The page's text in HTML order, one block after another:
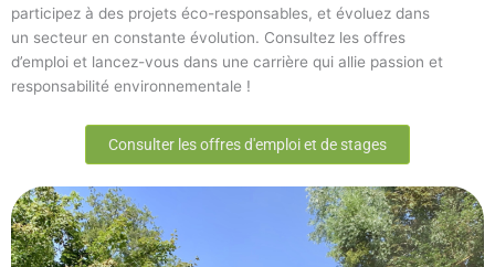
participez à des projets éco-responsables, et évoluez dans
un secteur en constante évolution. Consultez les offres
d’emploi et lancez-vous dans une carrière qui allie passion et
responsabilité environnementale !
Consulter les offres d'emploi et de stages